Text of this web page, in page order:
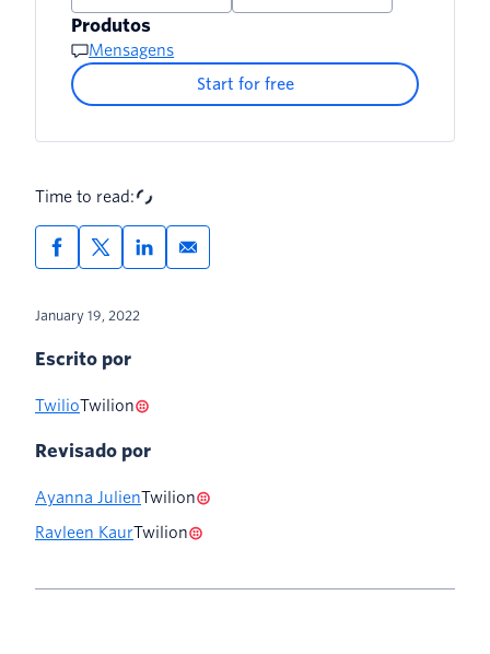
Produtos
Mensagens
Start for free
Time to read:
January 19, 2022
Escrito por
TwilioTwilion
Revisado por
Ayanna JulienTwilion
Ravleen KaurTwilion